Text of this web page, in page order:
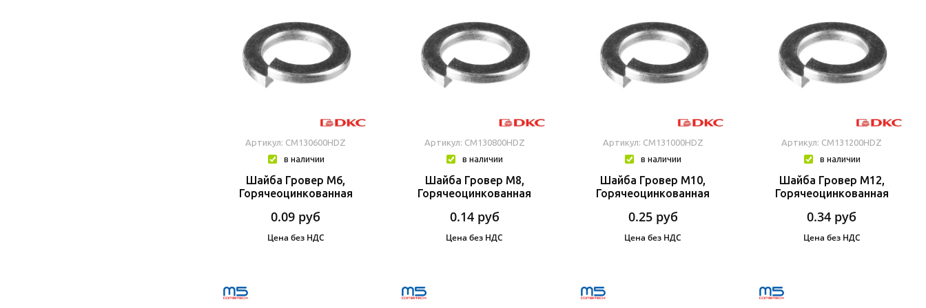
Артикул: CM130600HDZ
в наличии
Шайба Гровер М6,
Горячеоцинкованная
0.09 руб
Цена без НДС
Артикул: CM130800HDZ
в наличии
Шайба Гровер М8,
Горячеоцинкованная
0.14 руб
Цена без НДС
Артикул: CM131000HDZ
в наличии
Шайба Гровер М10,
Горячеоцинкованная
0.25 руб
Цена без НДС
Артикул: CM131200HDZ
в наличии
Шайба Гровер М12,
Горячеоцинкованная
0.34 руб
Цена без НДС